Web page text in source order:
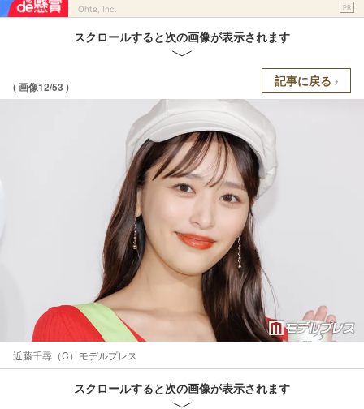
Ohte, Inc. PR
スクロールすると次の画像が表示されます
( 画像12/53 ) 記事に戻る
近藤千尋（C）モデルプレス
スクロールすると次の画像が表示されます